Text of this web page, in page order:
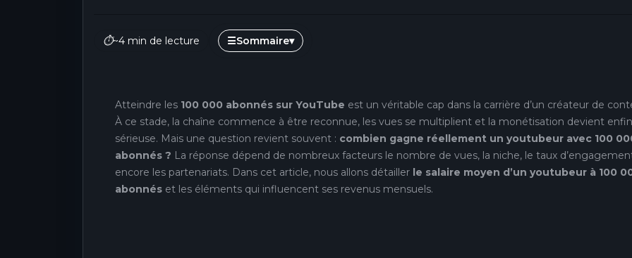
⏱~4 min de lecture ☰Sommaire▾
Atteindre les 100 000 abonnés sur YouTube est un véritable cap dans la carrière d’un créateur de
À ce stade, la chaîne commence à être reconnue, les vues se multiplient et la monétisation devient enfin
sérieuse. Mais une question revient souvent : combien gagne réellement un youtubeur avec 100
abonnés ? La réponse dépend de nombreux facteurs le nombre de vues, la niche, le taux
encore les partenariats. Dans cet article, nous allons détailler le salaire moyen d’un youtubeur à 100
abonnés et les éléments qui influencent ses revenus mensuels.